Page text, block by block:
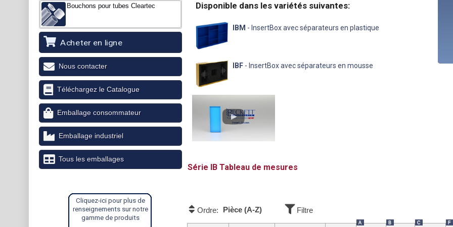
Disponible dans les variétés suivantes:
IBM - InsertBox avec séparateurs en plastique
IBF- InsertBox avec séparateurs en mousse
IBTableau de mesures
Ordre: Pièce (A-Z) Filtre
A B C F
Bouchons pour tubes Cleartec
Acheter en ligne
Nous contacter
Téléchargez le Catalogue
Emballage consommateur
Emballage industriel
Tous les emballages
Cliquez-ici pour plus de
renseignements sur notre
gamme de produits